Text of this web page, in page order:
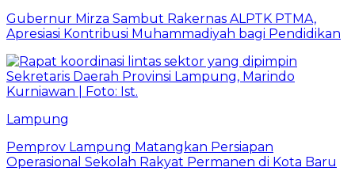
Gubernur Mirza Sambut Rakernas ALPTK PTMA,
Apresiasi Kontribusi Muhammadiyah bagi Pendidikan
Lampung
Pemprov Lampung Matangkan Persiapan
Operasional Sekolah Rakyat Permanen di Kota Baru